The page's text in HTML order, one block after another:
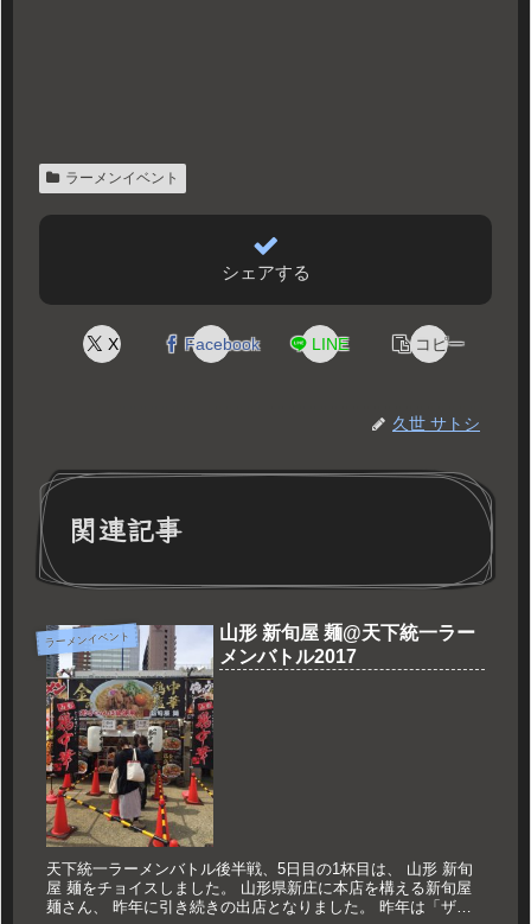
ラーメンイベント
シェアする
X Facebook LINE コピー
久世 サトシ
関連記事
ラーメンイベント
山形 新旬屋 麺@天下統一ラー
メンバトル2017
天下統一ラーメンバトル後半戦、5日目の1杯目は、 山形 新旬
屋 麺をチョイスしました。 山形県新庄に本店を構える新旬屋
麺さん、 昨年に引き続きの出店となりました。 昨年は「ザ・